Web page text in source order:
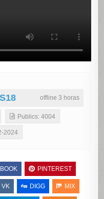
offline 3 horas
Publics: 4004
2024
PINTEREST
VK DIGG MIX